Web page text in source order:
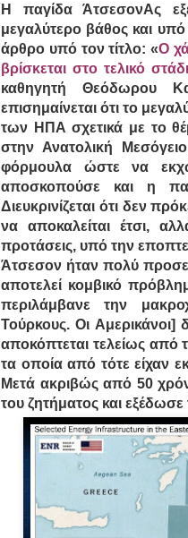
Η παγίδα ΆτσεσονΑς
μεγαλύτερο βάθος και
άρθρο υπό τον τίτλο: «Ο
βρίσκεται στο τελικό
καθηγητή Θεόδωρου
επισημαίνεται ότι το
των ΗΠΑ σχετικά με το
στην Ανατολική
φόρμουλα ώστε να
αποσκοπούσε και η
Διευκρινίζεται ότι δεν
να αποκαλείται έτσι,
προτάσεις, υπό την
Άτσεσον ήταν πολύ
αποτελεί κομβικό
περιλάμβανε την
Τούρκους. Οι Αμερικάνοι]
αποκόπτεται τελείως από
τα οποία από τότε είχαν
Μετά ακριβώς από 50
του ζητήματος και